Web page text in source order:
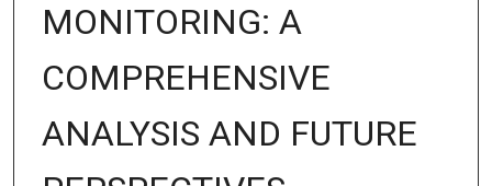
MONITORING: A
COMPREHENSIVE
ANALYSIS AND FUTURE